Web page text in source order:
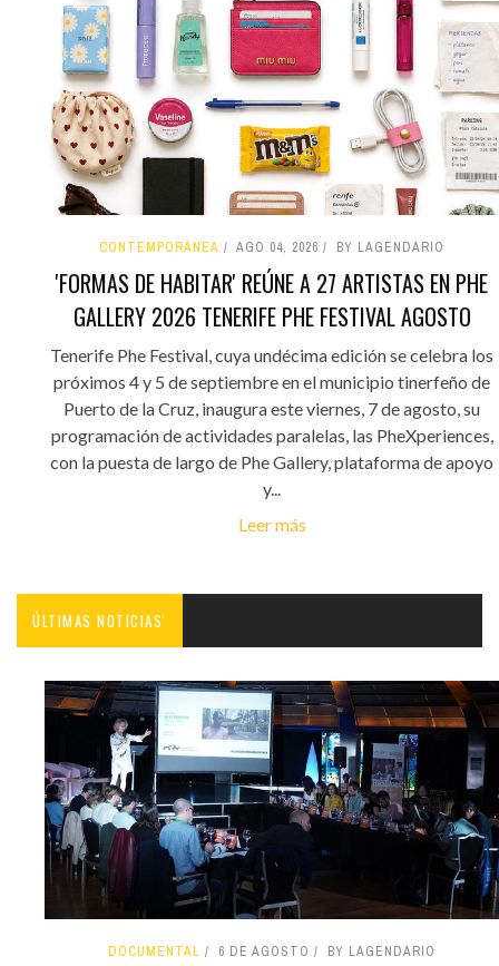
CONTEMPORÁNEA AGO 04, 2026 BY LAGENDARIO
'FORMAS DE HABITAR' REÚNE A 27 ARTISTAS EN PHE
GALLERY 2026 TENERIFE PHE FESTIVAL AGOSTO
Tenerife Phe Festival, cuya undécima edición se celebra los
próximos 4 y 5 de septiembre en el municipio tinerfeño de
Puerto de la Cruz, inaugura este viernes, 7 de agosto, su
programación de actividades paralelas, las PheXperiences,
con la puesta de largo de Phe Gallery, plataforma de apoyo
y...
Leer más
ÚLTIMAS NOTICIAS'
DOCUMENTAL 6 DE AGOSTO BY LAGENDARIO